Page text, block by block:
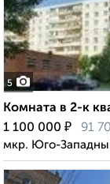
5
Комната в 2-к
1 100 000 ₽ 91
мкр. Юго-